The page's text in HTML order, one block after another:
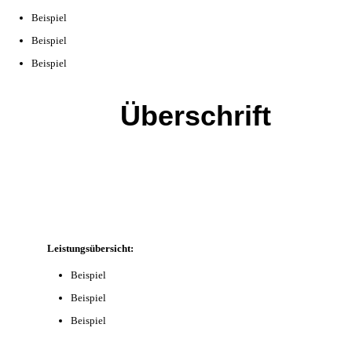
Beispiel
Beispiel
Beispiel
Überschrift
Leistungsübersicht:
Beispiel
Beispiel
Beispiel